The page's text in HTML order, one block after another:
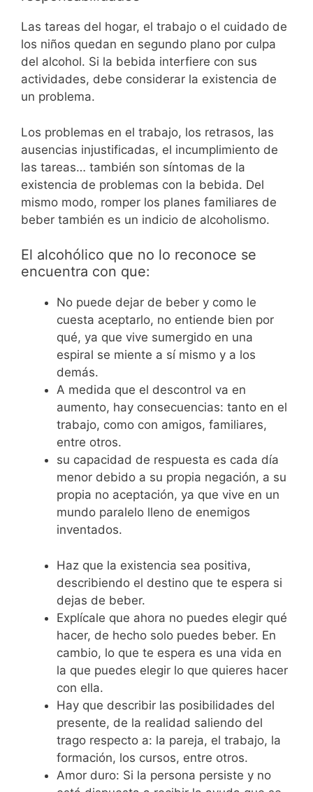
Las tareas del hogar, el trabajo o el cuidado de
los niños quedan en segundo plano por culpa
del alcohol. Si la bebida interfiere con sus
actividades, debe considerar la existencia de
un problema.
Los problemas en el trabajo, los retrasos, las
ausencias injustificadas, el incumplimiento de
las tareas… también son síntomas de la
existencia de problemas con la bebida. Del
mismo modo, romper los planes familiares de
beber también es un indicio de alcoholismo.
El alcohólico que no lo reconoce se
encuentra con que:
No puede dejar de beber y como le
cuesta aceptarlo, no entiende bien por
qué, ya que vive sumergido en una
espiral se miente a sí mismo y a los
demás.
A medida que el descontrol va en
aumento, hay consecuencias: tanto en el
trabajo, como con amigos, familiares,
entre otros.
su capacidad de respuesta es cada día
menor debido a su propia negación, a su
propia no aceptación, ya que vive en un
mundo paralelo lleno de enemigos
inventados.
Haz que la existencia sea positiva,
describiendo el destino que te espera si
dejas de beber.
Explícale que ahora no puedes elegir qué
hacer, de hecho solo puedes beber. En
cambio, lo que te espera es una vida en
la que puedes elegir lo que quieres hacer
con ella.
Hay que describir las posibilidades del
presente, de la realidad saliendo del
trago respecto a: la pareja, el trabajo, la
formación, los cursos, entre otros.
Amor duro: Si la persona persiste y no